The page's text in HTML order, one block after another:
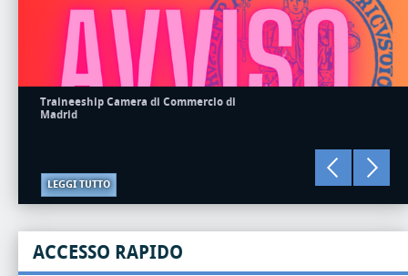
Traineeship Camera di Commercio di
Madrid
LEGGI TUTTO
ACCESSO RAPIDO